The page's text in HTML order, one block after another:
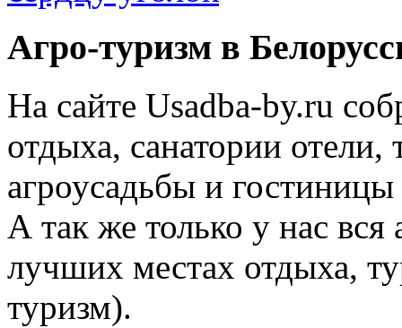
Агро-туризм в
На сайте Usadba-by.ru
отдыха, санатории
агроусадьбы и
А так же только у нас
лучших местах отдыха,
туризм).